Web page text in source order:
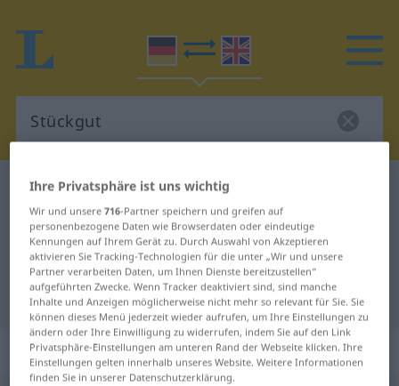
Deutsch-Englisch Wörterbuch
Deutsch-Englisch Übersetzung für
"Stückgut"
"Stückgut" Englisch Übersetzung
„Stückgut“: Neutrum
Ihre Privatsphäre ist uns wichtig
Wir und unsere716-Partner speichern und greifen auf
personenbezogene Daten wie Browserdaten oder eindeutige
Kennungen auf Ihrem Gerät zu. Durch Auswahl von Akzeptieren
aktivieren Sie Tracking-Technologien für die unter „Wir und unsere
Partner verarbeiten Daten, um Ihnen Dienste bereitzustellen“
aufgeführten Zwecke. Wenn Tracker deaktiviert sind, sind manche
Inhalte und Anzeigen möglicherweise nicht mehr so relevant für Sie. Sie
können dieses Menü jederzeit wieder aufrufen, um Ihre Einstellungen zu
ändern oder Ihre Einwilligung zu widerrufen, indem Sie auf den Link
Privatsphäre-Einstellungen am unteren Rand der Webseite klicken. Ihre
Einstellungen gelten innerhalb unseres Website. Weitere Informationen
finden Sie in unserer Datenschutzerklärung.